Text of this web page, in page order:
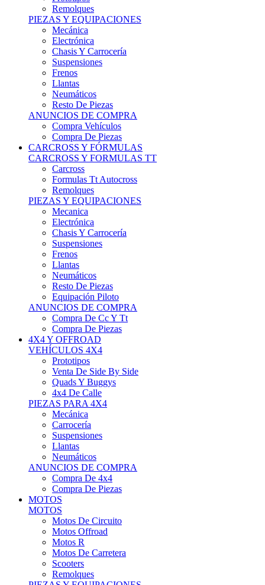
Remolques
PIEZAS Y EQUIPACIONES
Mecánica
Electrónica
Chasis Y Carrocería
Suspensiones
Frenos
Llantas
Neumáticos
Resto De Piezas
ANUNCIOS DE COMPRA
Compra Vehículos
Compra De Piezas
CARCROSS Y FÓRMULAS
CARCROSS Y FORMULAS TT
Carcross
Formulas Tt Autocross
Remolques
PIEZAS Y EQUIPACIONES
Mecanica
Electrónica
Chasis Y Carrocería
Suspensiones
Frenos
Llantas
Neumáticos
Resto De Piezas
Equipación Piloto
ANUNCIOS DE COMPRA
Compra De Cc Y Tt
Compra De Piezas
4X4 Y OFFROAD
VEHÍCULOS 4X4
Prototipos
Venta De Side By Side
Quads Y Buggys
4x4 De Calle
PIEZAS PARA 4X4
Mecánica
Carrocería
Suspensiones
Llantas
Neumáticos
ANUNCIOS DE COMPRA
Compra De 4x4
Compra De Piezas
MOTOS
MOTOS
Motos De Circuito
Motos Offroad
Motos R
Motos De Carretera
Scooters
Remolques